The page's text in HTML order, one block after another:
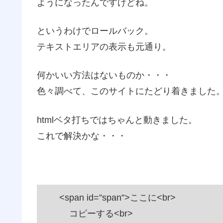
ようになったんですけどね。
というわけでロールバック。
テキストエリアの表示も元通り。
何かいい方法はないものか・・・
色々調べて、このサイトにたどり着きました
htmlベタ打ちではちゃんと動きました。
これで解決かな・・・
<span id=”span”>ここに<br>
コピーする<br>